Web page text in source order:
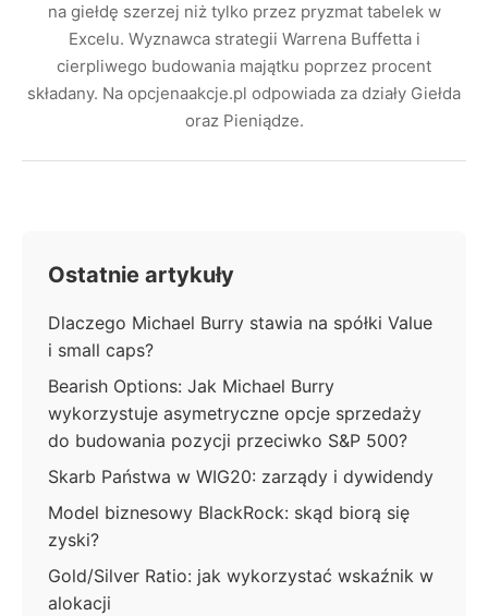
na giełdę szerzej niż tylko przez pryzmat tabelek w
Excelu. Wyznawca strategii Warrena Buffetta i
cierpliwego budowania majątku poprzez procent
składany. Na opcjenaakcje.pl odpowiada za działy Giełda
oraz Pieniądze.
Ostatnie artykuły
Dlaczego Michael Burry stawia na spółki Value
i small caps?
Bearish Options: Jak Michael Burry
wykorzystuje asymetryczne opcje sprzedaży
do budowania pozycji przeciwko S&P 500?
Skarb Państwa w WIG20: zarządy i dywidendy
Model biznesowy BlackRock: skąd biorą się
zyski?
Gold/Silver Ratio: jak wykorzystać wskaźnik w
alokacji